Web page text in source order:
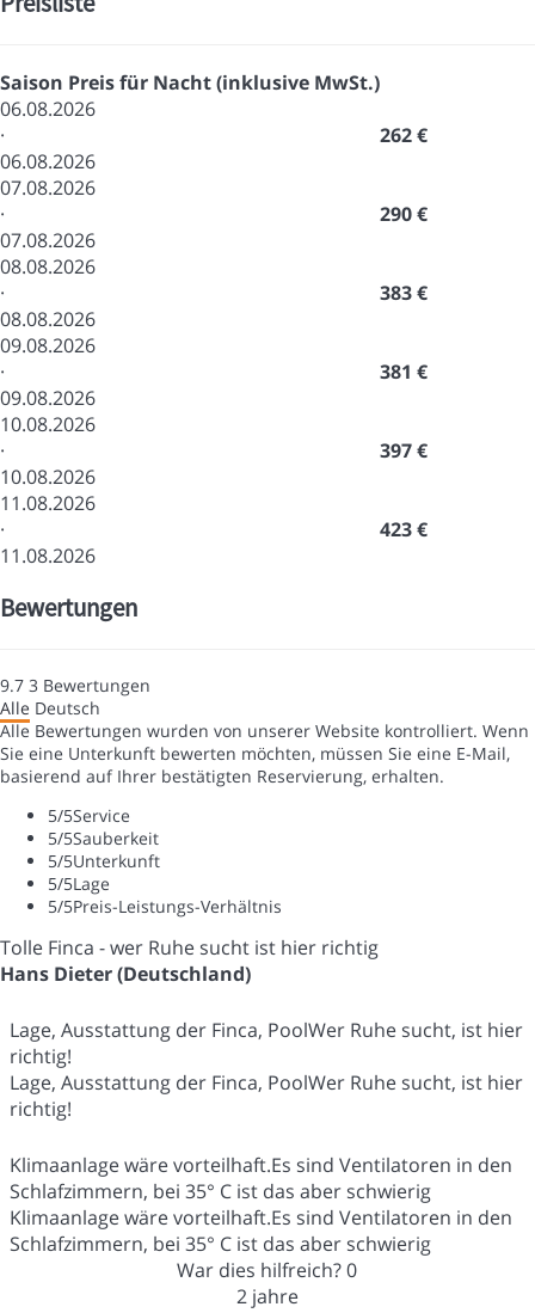
Saison Preis für Nacht (inklusive MwSt.)
06.08.2026
·
06.08.2026
262 €
07.08.2026
·
07.08.2026
290 €
08.08.2026
·
08.08.2026
383 €
09.08.2026
·
09.08.2026
381 €
10.08.2026
·
10.08.2026
397 €
11.08.2026
·
11.08.2026
423 €
Bewertungen
9.7 3 Bewertungen
Alle Deutsch
Alle Bewertungen wurden von unserer Website kontrolliert. Wenn
Sie eine Unterkunft bewerten möchten, müssen Sie eine E-Mail,
basierend auf Ihrer bestätigten Reservierung, erhalten.
5/5Service
5/5Sauberkeit
5/5Unterkunft
5/5Lage
5/5Preis-Leistungs-Verhältnis
Tolle Finca - wer Ruhe sucht ist hier richtig
Hans Dieter (Deutschland)
Lage, Ausstattung der Finca, PoolWer Ruhe sucht, ist hier
richtig!
Lage, Ausstattung der Finca, PoolWer Ruhe sucht, ist hier
richtig!
Klimaanlage wäre vorteilhaft.Es sind Ventilatoren in den
Schlafzimmern, bei 35° C ist das aber schwierig
Klimaanlage wäre vorteilhaft.Es sind Ventilatoren in den
Schlafzimmern, bei 35° C ist das aber schwierig
War dies hilfreich?0
2 jahre